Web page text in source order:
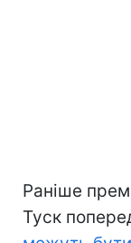
Раніше
Туск